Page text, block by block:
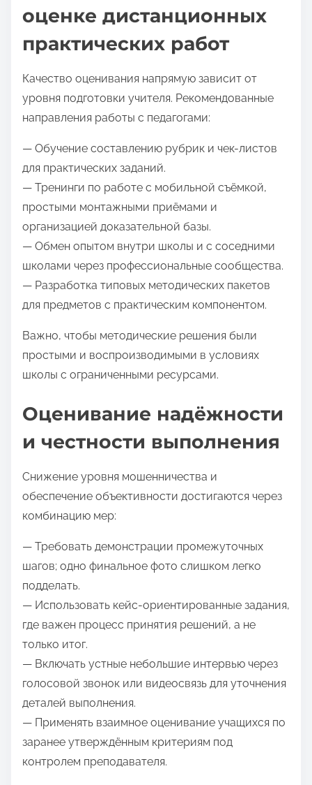
оценке дистанционных
практических работ
Качество оценивания напрямую зависит от
уровня подготовки учителя. Рекомендованные
направления работы с педагогами:
— Обучение составлению рубрик и чек-листов
для практических заданий.
— Тренинги по работе с мобильной съёмкой,
простыми монтажными приёмами и
организацией доказательной базы.
— Обмен опытом внутри школы и с соседними
школами через профессиональные сообщества.
— Разработка типовых методических пакетов
для предметов с практическим компонентом.
Важно, чтобы методические решения были
простыми и воспроизводимыми в условиях
школы с ограниченными ресурсами.
Оценивание надёжности
и честности выполнения
Снижение уровня мошенничества и
обеспечение объективности достигаются через
комбинацию мер:
— Требовать демонстрации промежуточных
шагов; одно финальное фото слишком легко
подделать.
— Использовать кейс-ориентированные задания,
где важен процесс принятия решений, а не
только итог.
— Включать устные небольшие интервью через
голосовой звонок или видеосвязь для уточнения
деталей выполнения.
— Применять взаимное оценивание учащихся по
заранее утверждённым критериям под
контролем преподавателя.